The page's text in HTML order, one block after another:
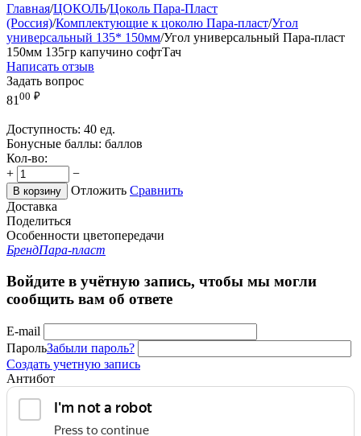
Главная/ЦОКОЛЬ/Цоколь Пара-Пласт
(Россия)/Комплектующие к цоколю Пара-пласт/Угол
универсальный 135* 150мм/Угол универсальный Пара-пласт
150мм 135гр капучино софтТач
Написать отзыв
Задать вопрос
81 00 ₽
Доступность: 40 ед.
Бонусные баллы: баллов
Кол-во:
+
−
В корзину Отложить Сравнить
Доставка
Поделиться
Особенности цветопередачи
БрендПара-пласт
Войдите в учётную запись, чтобы мы могли
сообщить вам об ответе
E-mail
ПарольЗабыли пароль?
Создать учетную запись
Антибот